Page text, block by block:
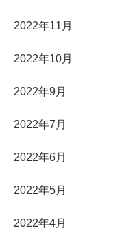
2022年11月
2022年10月
2022年9月
2022年7月
2022年6月
2022年5月
2022年4月